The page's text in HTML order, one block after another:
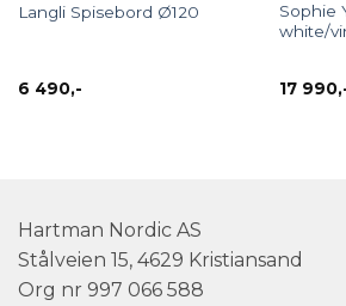
Langli Spisebord Ø120
6 490,-
Sophie
white/
17 990
Hartman Nordic AS
Stålveien 15, 4629 Kristiansand
Org nr 997 066 588